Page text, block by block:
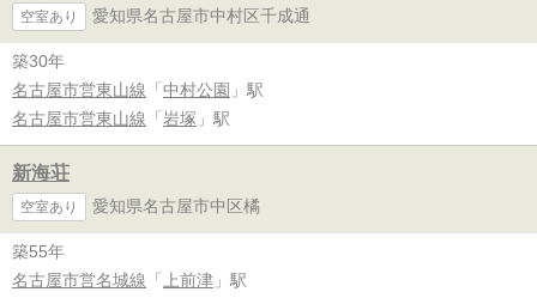
空室あり 愛知県名古屋市中村区千成通
築30年
名古屋市営東山線 「 中村公園 」駅
名古屋市営東山線 「 岩塚 」駅
新海荘
空室あり 愛知県名古屋市中区橘
築55年
名古屋市営名城線 「 上前津 」駅